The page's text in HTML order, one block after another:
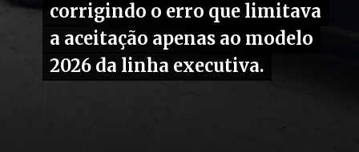
corrigindo o erro que limitava
a aceitação apenas ao modelo
2026 da linha executiva.
corrigindo o erro que limitava
a aceitação apenas ao modelo
2026 da linha executiva.